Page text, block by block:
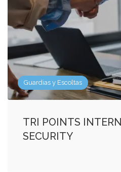
Guardias y Escoltas
TRI POINTS
SECURITY